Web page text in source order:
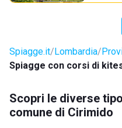
Spiagge.it Lombardia
Spiagge con corsi di
Scopri le diverse
comune di Cirimido